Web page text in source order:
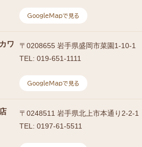
GoogleMapで見る
ワ
〒 0208655 岩手県盛岡市菜園1-10-1
TEL: 019-651-1111
GoogleMapで見る
〒 0248511 岩手県北上市本通り2-2-1
TEL: 0197-61-5511